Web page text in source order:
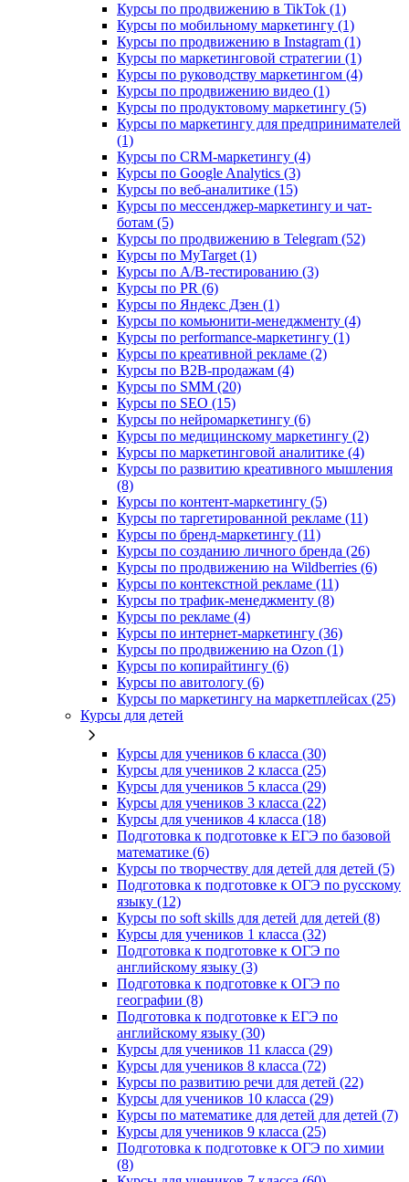
Курсы по продвижению в TikTok (1)
Курсы по мобильному маркетингу (1)
Курсы по продвижению в Instagram (1)
Курсы по маркетинговой стратегии (1)
Курсы по руководству маркетингом (4)
Курсы по продвижению видео (1)
Курсы по продуктовому маркетингу (5)
Курсы по маркетингу для предпринимателей
(1)
Курсы по CRM-маркетингу (4)
Курсы по Google Analytics (3)
Курсы по веб-аналитике (15)
Курсы по мессенджер-маркетингу и чат-
ботам (5)
Курсы по продвижению в Telegram (52)
Курсы по MyTarget (1)
Курсы по A/B-тестированию (3)
Курсы по PR (6)
Курсы по Яндекс Дзен (1)
Курсы по комьюнити-менеджменту (4)
Курсы по performance-маркетингу (1)
Курсы по креативной рекламе (2)
Курсы по B2B-продажам (4)
Курсы по SMM (20)
Курсы по SEO (15)
Курсы по нейромаркетингу (6)
Курсы по медицинскому маркетингу (2)
Курсы по маркетинговой аналитике (4)
Курсы по развитию креативного мышления
(8)
Курсы по контент-маркетингу (5)
Курсы по таргетированной рекламе (11)
Курсы по бренд-маркетингу (11)
Курсы по созданию личного бренда (26)
Курсы по продвижению на Wildberries (6)
Курсы по контекстной рекламе (11)
Курсы по трафик-менеджменту (8)
Курсы по рекламе (4)
Курсы по интернет-маркетингу (36)
Курсы по продвижению на Ozon (1)
Курсы по копирайтингу (6)
Курсы по авитологу (6)
Курсы по маркетингу на маркетплейсах (25)
Курсы для детей
Курсы для учеников 6 класса (30)
Курсы для учеников 2 класса (25)
Курсы для учеников 5 класса (29)
Курсы для учеников 3 класса (22)
Курсы для учеников 4 класса (18)
Подготовка к подготовке к ЕГЭ по базовой
математике (6)
Курсы по творчеству для детей для детей (5)
Подготовка к подготовке к ОГЭ по русскому
языку (12)
Курсы по soft skills для детей для детей (8)
Курсы для учеников 1 класса (32)
Подготовка к подготовке к ОГЭ по
английскому языку (3)
Подготовка к подготовке к ОГЭ по
географии (8)
Подготовка к подготовке к ЕГЭ по
английскому языку (30)
Курсы для учеников 11 класса (29)
Курсы для учеников 8 класса (72)
Курсы по развитию речи для детей (22)
Курсы для учеников 10 класса (29)
Курсы по математике для детей для детей (7)
Курсы для учеников 9 класса (25)
Подготовка к подготовке к ОГЭ по химии
(8)